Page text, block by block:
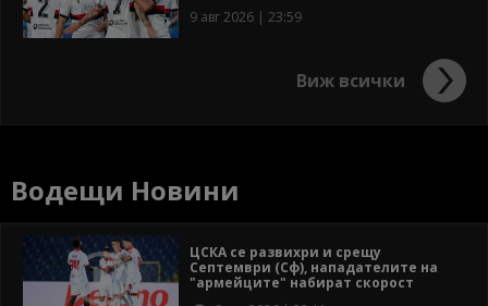
9 авг 2026 | 23:59
Виж всички
Водещи Новини
ЦСКА се развихри и срещу
Септември (Сф), нападателите на
"армейците" набират скорост